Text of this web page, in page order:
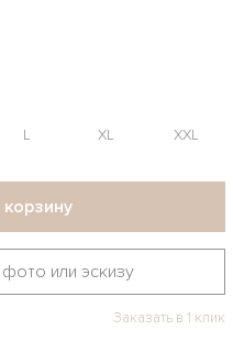
L XL
XXL
или эскизу
Заказать в 1 клик